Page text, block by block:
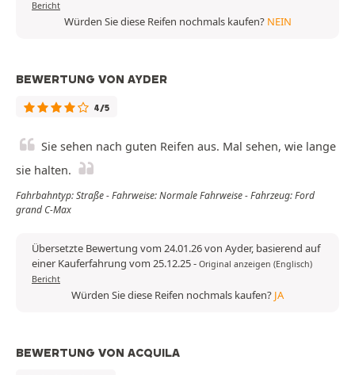
Bericht
Würden Sie diese Reifen nochmals kaufen? NEIN
BEWERTUNG VON AYDER
4/5
Sie sehen nach guten Reifen aus. Mal sehen, wie lange
sie halten.
Fahrbahntyp: Straße - Fahrweise: Normale Fahrweise - Fahrzeug: Ford
grand C-Max
Übersetzte Bewertung vom 24.01.26 von Ayder, basierend auf
einer Kauferfahrung vom 25.12.25- Original anzeigen (Englisch)
Bericht
Würden Sie diese Reifen nochmals kaufen? JA
BEWERTUNG VON ACQUILA